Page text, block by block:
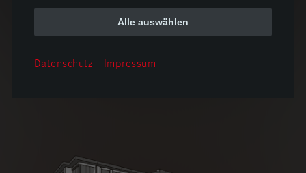
Alle auswählen
Datenschutz Impressum